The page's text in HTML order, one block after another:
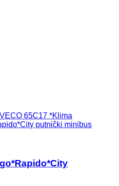
IVECO 65C17 *Klima
putnički minibus